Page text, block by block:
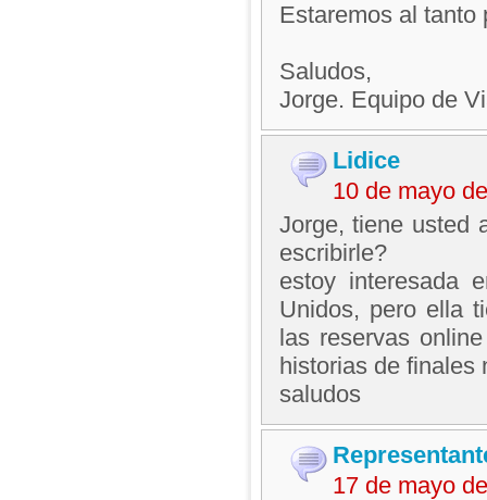
Estaremos al tanto
Saludos,
Jorge. Equipo de
Lidice
10 de mayo
Jorge, tiene usted
escribirle?
estoy interesada
Unidos, pero ella
las reservas
historias de finales
saludos
17 de mayo